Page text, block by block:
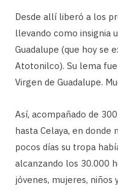
Desde allí liberó a los
llevando como insignia
Guadalupe (que hoy se
Atotonilco). Su lema
Virgen de Guadalupe.
Así, acompañado de
hasta Celaya, en donde
pocos días su tropa
alcanzando los 30.000
jóvenes, mujeres, niños